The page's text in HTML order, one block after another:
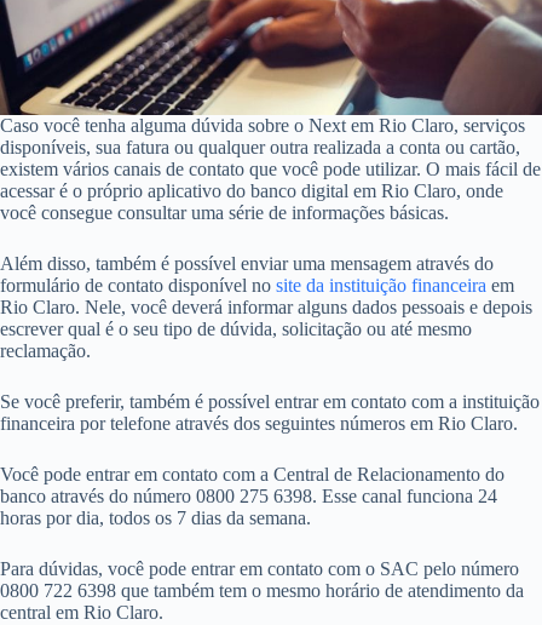
Caso você tenha alguma dúvida sobre o Next em Rio Claro, serviços
disponíveis, sua fatura ou qualquer outra realizada a conta ou cartão,
existem vários canais de contato que você pode utilizar. O mais fácil de
acessar é o próprio aplicativo do banco digital em Rio Claro, onde
você consegue consultar uma série de informações básicas.
Além disso, também é possível enviar uma mensagem através do
formulário de contato disponível no site da instituição financeira em
Rio Claro. Nele, você deverá informar alguns dados pessoais e depois
escrever qual é o seu tipo de dúvida, solicitação ou até mesmo
reclamação.
Se você preferir, também é possível entrar em contato com a instituição
financeira por telefone através dos seguintes números em Rio Claro.
Você pode entrar em contato com a Central de Relacionamento do
banco através do número 0800 275 6398. Esse canal funciona 24
horas por dia, todos os 7 dias da semana.
Para dúvidas, você pode entrar em contato com o SAC pelo número
0800 722 6398 que também tem o mesmo horário de atendimento da
central em Rio Claro.